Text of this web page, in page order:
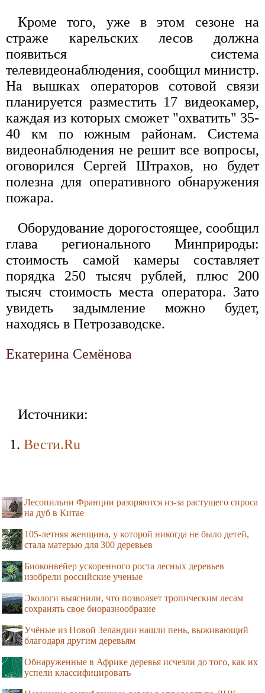
Кроме того, уже в этом сезоне на
страже карельских лесов должна
появиться система
телевидеонаблюдения, сообщил министр.
На вышках операторов сотовой связи
планируется разместить 17 видеокамер,
каждая из которых сможет "охватить" 35-
40 км по южным районам. Система
видеонаблюдения не решит все вопросы,
оговорился Сергей Штрахов, но будет
полезна для оперативного обнаружения
пожара.
Оборудование дорогостоящее, сообщил
глава регионального Минприроды:
стоимость самой камеры составляет
порядка 250 тысяч рублей, плюс 200
тысяч стоимость места оператора. Зато
увидеть задымление можно будет,
находясь в Петрозаводске.
Екатерина Семёнова
Источники:
Вести.Ru
Лесопильни Франции разоряются из-за растущего спроса
на дуб в Китае
105-летняя женщина, у которой никогда не было детей,
стала матерью для 300 деревьев
Биоконвейер ускоренного роста лесных деревьев
изобрели российские ученые
Экологи выяснили, что позволяет тропическим лесам
сохранять свое биоразнообразие
Учёные из Новой Зеландии нашли пень, выживающий
благодаря другим деревьям
Обнаруженные в Африке деревья исчезли до того, как их
успели классифицировать